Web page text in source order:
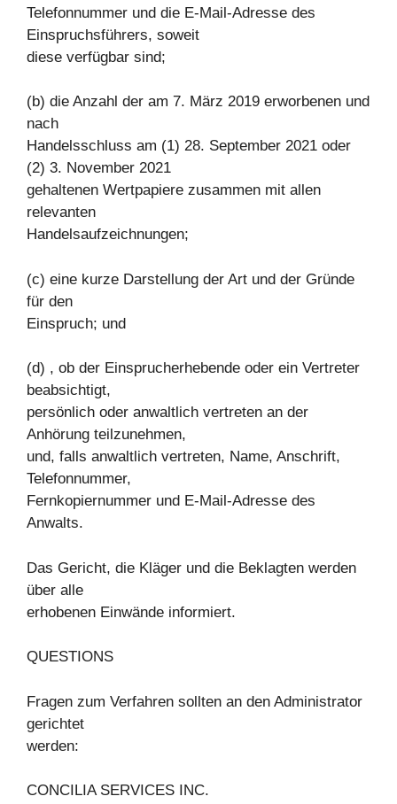
Telefonnummer und die E-Mail-Adresse des
Einspruchsführers, soweit
diese verfügbar sind;
(b) die Anzahl der am 7. März 2019 erworbenen und
nach
Handelsschluss am (1) 28. September 2021 oder
(2) 3. November 2021
gehaltenen Wertpapiere zusammen mit allen
relevanten
Handelsaufzeichnungen;
(c) eine kurze Darstellung der Art und der Gründe
für den
Einspruch; und
(d) , ob der Einsprucherhebende oder ein Vertreter
beabsichtigt,
persönlich oder anwaltlich vertreten an der
Anhörung teilzunehmen,
und, falls anwaltlich vertreten, Name, Anschrift,
Telefonnummer,
Fernkopiernummer und E-Mail-Adresse des
Anwalts.
Das Gericht, die Kläger und die Beklagten werden
über alle
erhobenen Einwände informiert.
QUESTIONS
Fragen zum Verfahren sollten an den Administrator
gerichtet
werden:
CONCILIA SERVICES INC.